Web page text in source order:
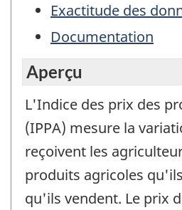
Exactitude des
Documentation
Aperçu
L'Indice des prix des
(IPPA) mesure la
reçoivent les
produits agricoles
qu'ils vendent. Le prix